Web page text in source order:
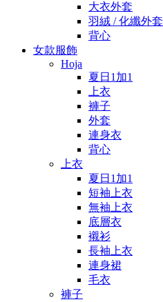
大衣外套
羽絨 / 化纖外套
背心
女款服飾
Hoja
夏日1加1
上衣
褲子
外套
連身衣
背心
上衣
夏日1加1
短袖上衣
無袖上衣
底層衣
襯衫
長袖上衣
連身裙
毛衣
褲子